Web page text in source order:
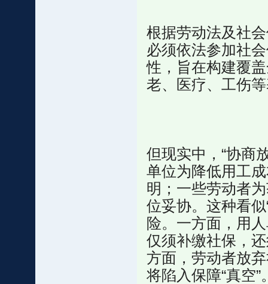
根据劳动法及社
必须依法参加社
性，旨在构建覆
老、医疗、工伤
但现实中，“协商
单位为降低用工
明；一些劳动者
位妥协。这种看
险。一方面，用
仅须补缴社保，
方面，劳动者放
将陷入保障“真空”